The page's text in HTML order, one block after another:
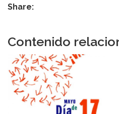
Share:
Contenido